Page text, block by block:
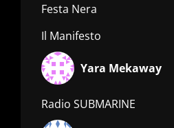
Festa Nera
Il Manifesto
Yara Mekaway
Radio SUBMARINE